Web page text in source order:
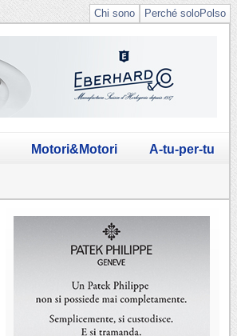
Perché soloPolso
Chi sono
Motori&Motori A-tu-per-tu